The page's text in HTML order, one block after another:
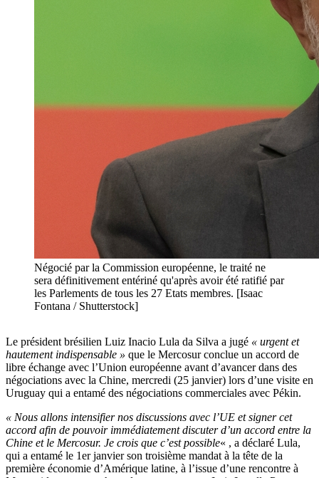
Négocié par la Commission européenne, le traité ne
sera définitivement entériné qu'après avoir été ratifié par
les Parlements de tous les 27 Etats membres. [Isaac
Fontana / Shutterstock]
Le président brésilien Luiz Inacio Lula da Silva a jugé « urgent et
hautement indispensable » que le Mercosur conclue un accord de
libre échange avec l’Union européenne avant d’avancer dans des
négociations avec la Chine, mercredi (25 janvier) lors d’une visite en
Uruguay qui a entamé des négociations commerciales avec Pékin.
« Nous allons intensifier nos discussions avec l’UE et signer cet
accord afin de pouvoir immédiatement discuter d’un accord entre la
Chine et le Mercosur. Je crois que c’est possible« , a déclaré Lula,
qui a entamé le 1er janvier son troisième mandat à la tête de la
première économie d’Amérique latine, à l’issue d’une rencontre à